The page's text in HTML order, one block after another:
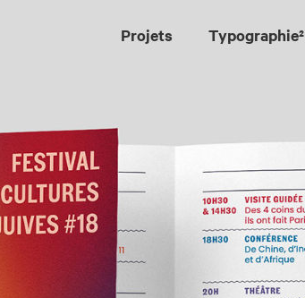
Projets Typographie²